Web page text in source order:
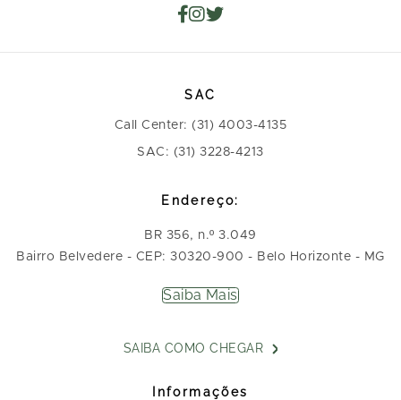
SAC
Call Center: (31) 4003-4135
SAC: (31) 3228-4213
Endereço:
BR 356, n.º 3.049
Bairro Belvedere - CEP: 30320-900 - Belo Horizonte - MG
Saiba Mais
SAIBA COMO CHEGAR
Informações